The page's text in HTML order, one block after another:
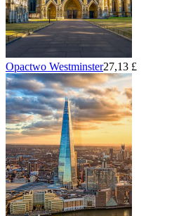
Opactwo Westminster27,13 £